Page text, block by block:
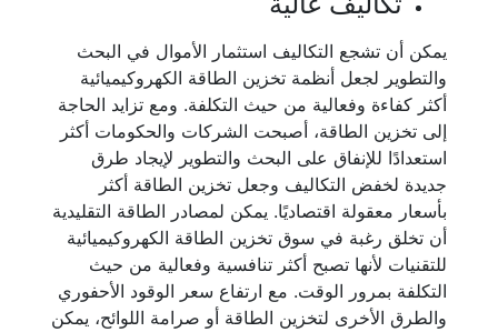
يمكن أن تشجع التكاليف استثمار الأموال في البحث
والتطوير لجعل أنظمة تخزين الطاقة الكهروكيميائية
أكثر كفاءة وفعالية من حيث التكلفة. ومع تزايد الحاجة
إلى تخزين الطاقة، أصبحت الشركات والحكومات أكثر
استعدادًا للإنفاق على البحث والتطوير لإيجاد طرق
جديدة لخفض التكاليف وجعل تخزين الطاقة أكثر
بأسعار معقولة اقتصاديًا. يمكن لمصادر الطاقة التقليدية
أن تخلق رغبة في سوق تخزين الطاقة الكهروكيميائية
للتقنيات لأنها تصبح أكثر تنافسية وفعالية من حيث
التكلفة بمرور الوقت. مع ارتفاع سعر الوقود الأحفوري
والطرق الأخرى لتخزين الطاقة أو صرامة اللوائح، يمكن